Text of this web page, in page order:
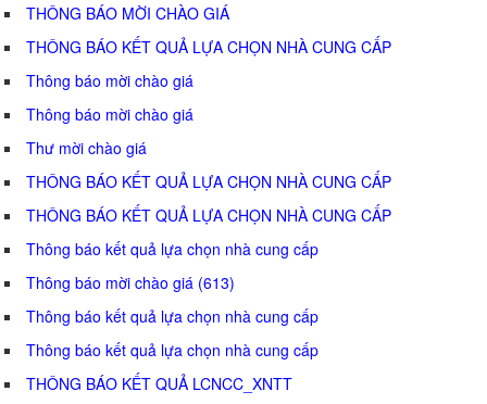
THÔNG BÁO MỜI CHÀO GIÁ
THÔNG BÁO KẾT QUẢ LỰA CHỌN NHÀ CUNG CẤP
Thông báo mời chào giá
Thông báo mời chào giá
Thư mời chào giá
THÔNG BÁO KẾT QUẢ LỰA CHỌN NHÀ CUNG CẤP
THÔNG BÁO KẾT QUẢ LỰA CHỌN NHÀ CUNG CẤP
Thông báo kết quả lựa chọn nhà cung cấp
Thông báo mời chào giá (613)
Thông báo kết quả lựa chọn nhà cung cấp
Thông báo kết quả lựa chọn nhà cung cấp
THÔNG BÁO KẾT QUẢ LCNCC_XNTT